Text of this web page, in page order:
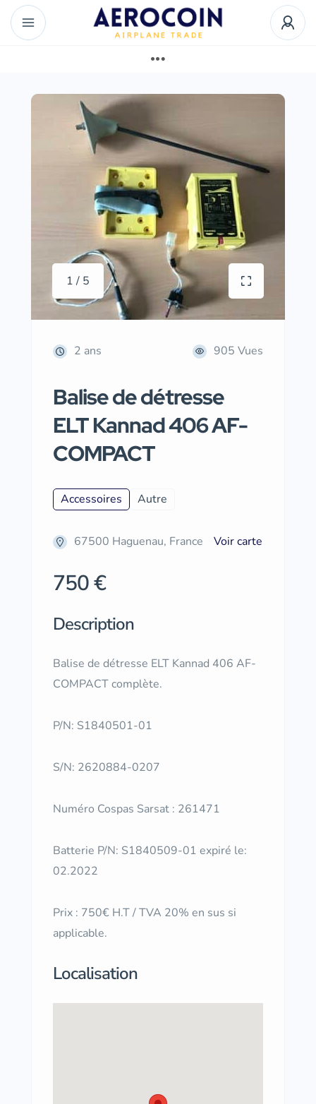
1 / 5
2 ans 905 Vues
Balise de détresse
ELT Kannad 406 AF-
COMPACT
Accessoires Autre
67500 Haguenau, France Voir carte
750 €
Description
Balise de détresse ELT Kannad 406 AF-
COMPACT complète.
P/N: S1840501-01
S/N: 2620884-0207
Numéro Cospas Sarsat : 261471
Batterie P/N: S1840509-01 expiré le:
02.2022
Prix : 750€ H.T / TVA 20% en sus si
applicable.
Localisation